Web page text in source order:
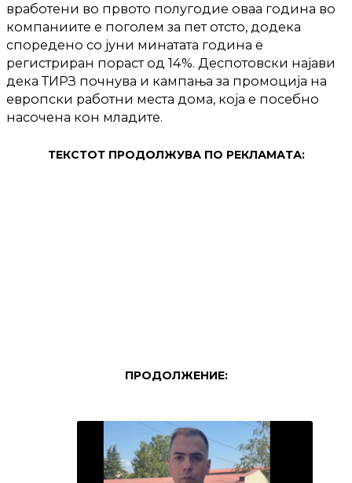
вработени во првото полугодие оваа година во
компаниите е поголем за пет отсто, додека
споредено со јуни минатата година е
регистриран пораст од 14%. Деспотовски најави
дека ТИРЗ почнува и кампања за промоција на
европски работни места дома, која е посебно
насочена кон младите.
ТЕКСТОТ ПРОДОЛЖУВА ПО РЕКЛАМАТА:
ПРОДОЛЖЕНИЕ: